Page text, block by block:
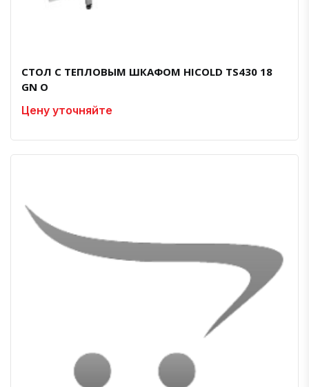
СТОЛ С ТЕПЛОВЫМ ШКАФОМ HICOLD TS430 18
GN O
Цену уточняйте